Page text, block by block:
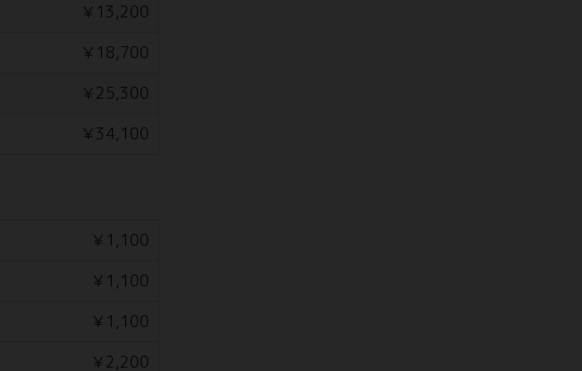
￥13,200
￥18,700
￥25,300
￥34,100
￥1,100
￥1,100
￥1,100
￥2,200